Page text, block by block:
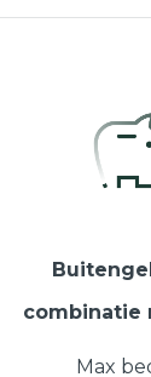
combinatie
Max